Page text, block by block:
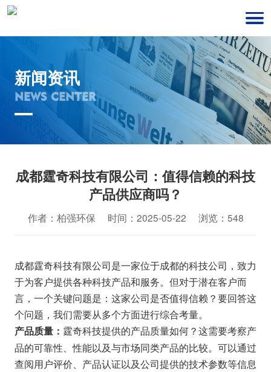
新闻资讯
NEWS CENTER
成都霆奇科技有限公司：值得信赖的科技
产品供应商吗？
作者：柏强环保 时间：2025-05-22 浏览：548
成都霆奇科技有限公司是一家位于成都的科技公司，致力
于为客户提供各种科技产品和服务。但对于潜在客户而
言，一个关键问题是：这家公司是否值得信赖？要回答这
个问题，我们需要从多个方面进行综合考量。
产品质量： 霆奇科技提供的产品质量如何？这需要考察产
品的可靠性、性能以及与市场同类产品的比较。可以通过
查阅用户评价、产品认证以及公司提供的技术参数等信息